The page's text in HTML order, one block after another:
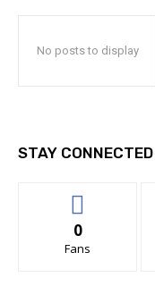
No posts to display
STAY CONNECTED
0
Fans